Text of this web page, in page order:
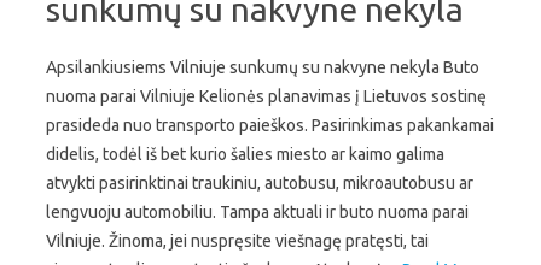
sunkumų su nakvyne nekyla
Apsilankiusiems Vilniuje sunkumų su nakvyne nekyla Buto
nuoma parai Vilniuje Kelionės planavimas į Lietuvos sostinę
prasideda nuo transporto paieškos. Pasirinkimas pakankamai
didelis, todėl iš bet kurio šalies miesto ar kaimo galima
atvykti pasirinktinai traukiniu, autobusu, mikroautobusu ar
lengvuoju automobiliu. Tampa aktuali ir buto nuoma parai
Vilniuje. Žinoma, jei nuspręsite viešnagę pratęsti, tai